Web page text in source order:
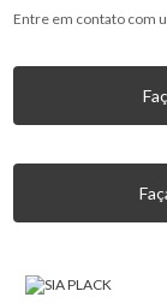
Entre em contato com